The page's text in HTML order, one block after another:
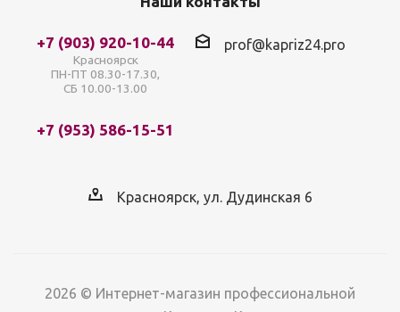
+7 (903) 920-10-44
Красноярск
ПН-ПТ 08.30-17.30,
СБ 10.00-13.00
+7 (953) 586-15-51
prof@kapriz24.pro
Красноярск, ул. Дудинская 6
2026 © Интернет-магазин профессиональной